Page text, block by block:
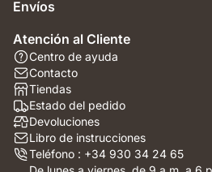
Envíos
Atención al Cliente
Centro de ayuda
Contacto
Tiendas
Estado del pedido
Devoluciones
Libro de instrucciones
Teléfono : +34 930 34 24 65